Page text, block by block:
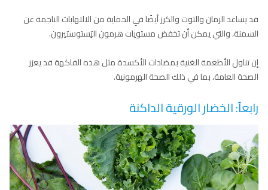
قد يساعد الرمان والتوت والكرز أيضًا في الحماية من الالتهابات الناجمة عن
السمنة، والتي يمكن أن تخفض مستويات هرمون التِستوستيرون.
إن تناول الأطعمة الغنية بمضادات الأكسدة مثل هذه الفاكهة قد يعزز
الصحة العامة، بما في ذلك الصحة الهرمونية.
رابعاً: الخضار الورقية الداكنة